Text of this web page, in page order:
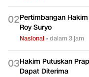
02Pertimbangan
Roy Suryo
Nasional •dalam 3 jam
03Hakim Putuskan
Dapat Diterima